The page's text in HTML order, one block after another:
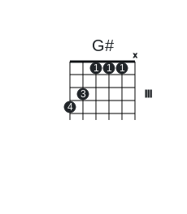
G#
4
3
1 1 1
x